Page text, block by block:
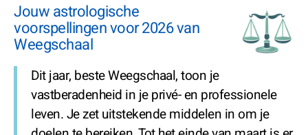
Jouw astrologische
voorspellingen voor 2026 van
Weegschaal
Dit jaar, beste Weegschaal, toon je
vastberadenheid in je privé- en professionele
leven. Je zet uitstekende middelen in om je